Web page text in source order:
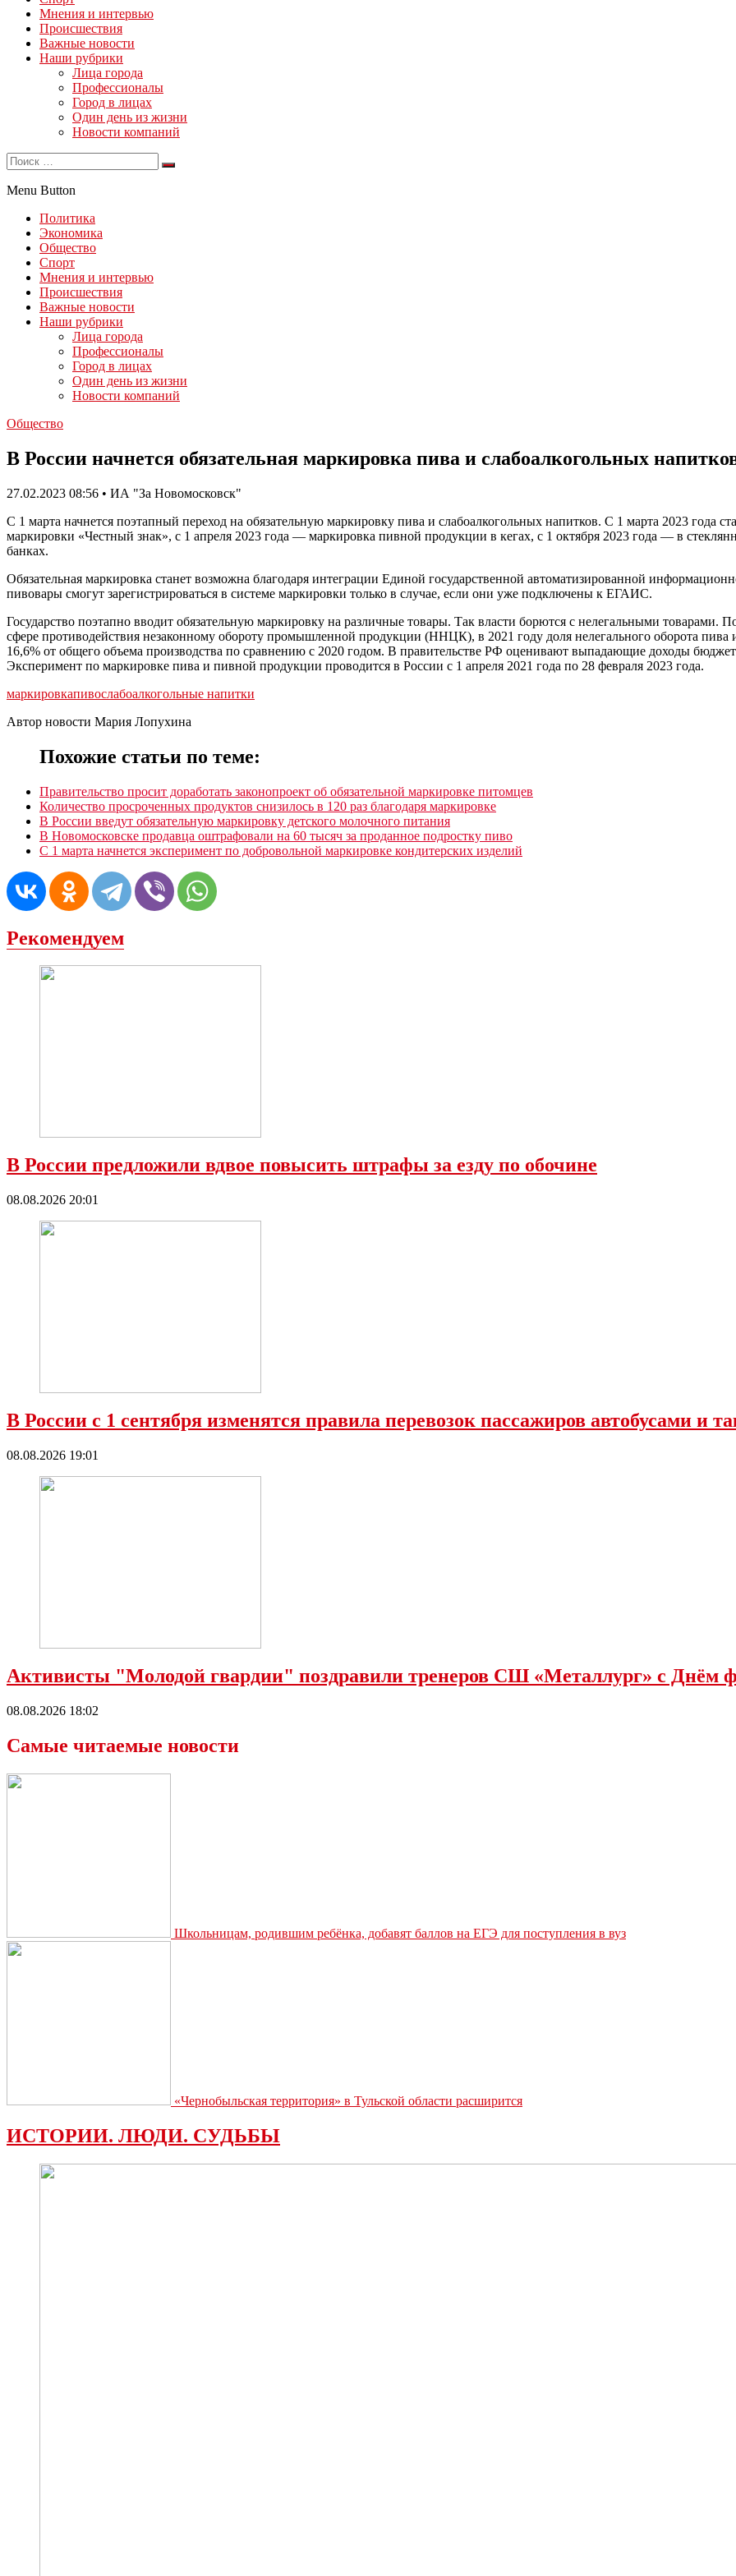
Мнения и интервью
Происшествия
Важные новости
Наши рубрики
Лица города
Профессионалы
Город в лицах
Один день из жизни
Новости компаний
Menu Button
Политика
Экономика
Общество
Спорт
Мнения и интервью
Происшествия
Важные новости
Наши рубрики
Лица города
Профессионалы
Город в лицах
Один день из жизни
Новости компаний
Общество
В России начнется обязательная маркировка пива и слабоалкогольных
27.02.2023 08:56 • ИА "За Новомосковск"
С 1 марта начнется поэтапный переход на обязательную маркировку пива и слабоалкогольных напитков. С 1 марта 2023 года
маркировки «Честный знак», с 1 апреля 2023 года — маркировка пивной продукции в кегах, с 1 октября 2023 года — в
банках.
Обязательная маркировка станет возможна благодаря интеграции Единой государственной автоматизированной
пивовары смогут зарегистрироваться в системе маркировки только в случае, если они уже подключены к ЕГАИС.
Государство поэтапно вводит обязательную маркировку на различные товары. Так власти борются с нелегальными товарами.
сфере противодействия незаконному обороту промышленной продукции (ННЦК), в 2021 году доля нелегального оборота
16,6% от общего объема производства по сравнению с 2020 годом. В правительстве РФ оценивают выпадающие доходы
Эксперимент по маркировке пива и пивной продукции проводится в России с 1 апреля 2021 года по 28 февраля 2023 года.
маркировкапивослабоалкогольные напитки
Автор новости Мария Лопухина
Похожие статьи по теме:
Правительство просит доработать законопроект об обязательной маркировке питомцев
Количество просроченных продуктов снизилось в 120 раз благодаря маркировке
В России введут обязательную маркировку детского молочного питания
В Новомосковске продавца оштрафовали на 60 тысяч за проданное подростку пиво
С 1 марта начнется эксперимент по добровольной маркировке кондитерских изделий
Рекомендуем
В России предложили вдвое повысить штрафы за езду по обочине
08.08.2026 20:01
В России с 1 сентября изменятся правила перевозок пассажиров автобусами и
08.08.2026 19:01
Активисты "Молодой гвардии" поздравили тренеров СШ «Металлург» с Днëм
08.08.2026 18:02
Самые читаемые новости
Школьницам, родившим ребёнка, добавят баллов на ЕГЭ для поступления в вуз
«Чернобыльская территория» в Тульской области расширится
ИСТОРИИ. ЛЮДИ. СУДЬБЫ